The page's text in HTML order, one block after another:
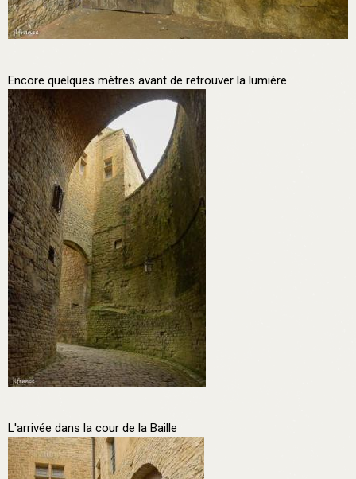
Encore quelques mètres avant de retrouver la lumière
L'arrivée dans la cour de la Baille